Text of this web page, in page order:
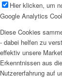
Hier klicken, um
Google Analytics
Diese Cookies
- dabei helfen zu
effektiv unsere
Erkenntnissen aus
Nutzererfahrung auf